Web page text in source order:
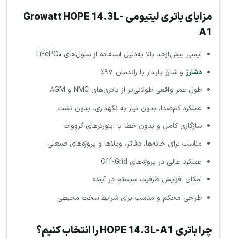
مزایای باتری لیتیومی Growatt HOPE 14.3L-
A1
ایمنی بیش‌ازحد بالا به‌دلیل استفاده از سلول‌های LiFePO₄
دشارژ و شارژ پایدار با راندمان ۹۷٪
طول عمر واقعی طولانی‌تر از باتری‌های NMC و AGM
عملکرد کم‌صدا، بدون نیاز به نگهداری، بدون نشت
سازگاری کامل و بدون خطا با اینورترهای گرووات
مناسب برای خانه‌ها، دفاتر، ویلاها و پروژه‌های صنعتی
عملکرد عالی در پروژه‌های Off-Grid
امکان افزایش ظرفیت سیستم در آینده
طراحی محکم و مناسب برای شرایط سخت محیطی
چرا باتری HOPE 14.3L-A1 را انتخاب کنیم؟